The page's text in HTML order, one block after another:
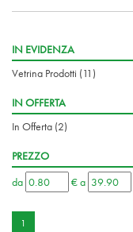
IN EVIDENZA
Vetrina Prodotti (11)
IN OFFERTA
In Offerta (2)
PREZZO
filtra
da € filtra
a
1